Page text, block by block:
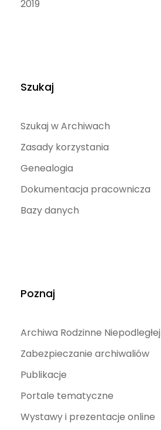
2019
Szukaj
Szukaj w Archiwach
Zasady korzystania
Genealogia
Dokumentacja pracownicza
Bazy danych
Poznaj
Archiwa Rodzinne Niepodległej
Zabezpieczanie archiwaliów
Publikacje
Portale tematyczne
Wystawy i prezentacje online